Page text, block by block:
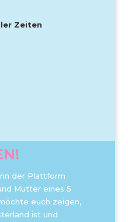
Zeiten
der Plattform
Mutter eines 5
euch zeigen,
ist und